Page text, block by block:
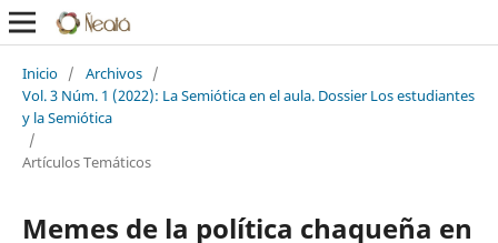
Inicio / Archivos /
Vol. 3 Núm. 1 (2022): La Semiótica en el aula. Dossier Los estudiantes
y la Semiótica
/
Artículos Temáticos
Memes de la política chaqueña en